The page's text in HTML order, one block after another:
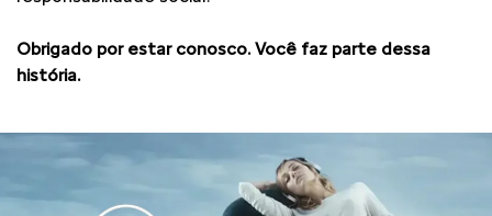
Obrigado por estar conosco. Você faz parte dessa
história.